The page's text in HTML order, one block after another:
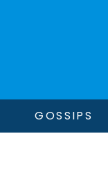
GOSSIPS